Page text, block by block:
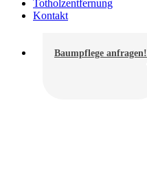
Totholzentfernung
Kontakt
Baumpflege anfragen!